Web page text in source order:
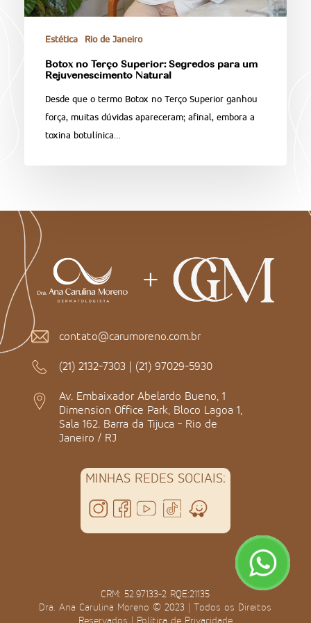
Estética Rio de Janeiro
Botox no Terço Superior: Segredos para um
Rejuvenescimento Natural
Desde que o termo Botox no Terço Superior ganhou
força, muitas dúvidas apareceram; afinal, embora a
toxina botulínica…
contato@carumoreno.com.br
(21) 2132-7303 | (21) 97029-5930
Av. Embaixador Abelardo Bueno, 1
Dimension Office Park, Bloco Lagoa 1,
Sala 162. Barra da Tijuca - Rio de
Janeiro / RJ
MINHAS REDES SOCIAIS:
CRM: 52.97133-2 RQE:21135
Dra. Ana Carulina Moreno © 2023 | Todos os Direitos